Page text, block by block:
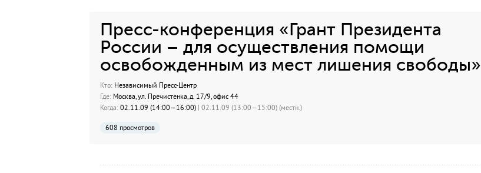
Пресс-конференция «Грант Президента
России – для осуществления помощи
освобожденным из мест лишения свободы»
Кто:Независимый Пресс-Центр
Где:Москва, ул. Пречистенка, д. 17/9, офис 44
Когда:02.11.09 (14:00—16:00) | 02.11.09 (13:00—15:00) (местн.)
608 просмотров